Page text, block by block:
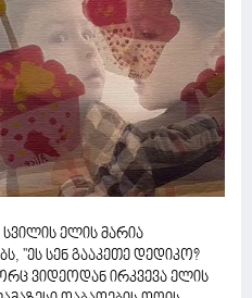
ელის მარია
''ეს სენ გააკეთე დედიკო?
ვიდეოდან ირკვევა ელის